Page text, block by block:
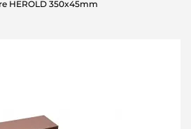
HEROLD 350x45mm